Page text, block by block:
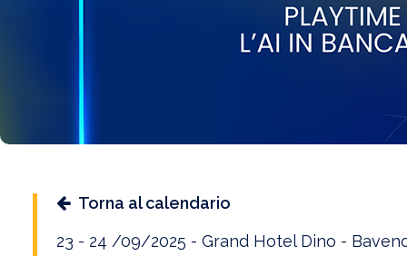
Torna al calendario
23 - 24 /09/2025 - Grand Hotel Dino -